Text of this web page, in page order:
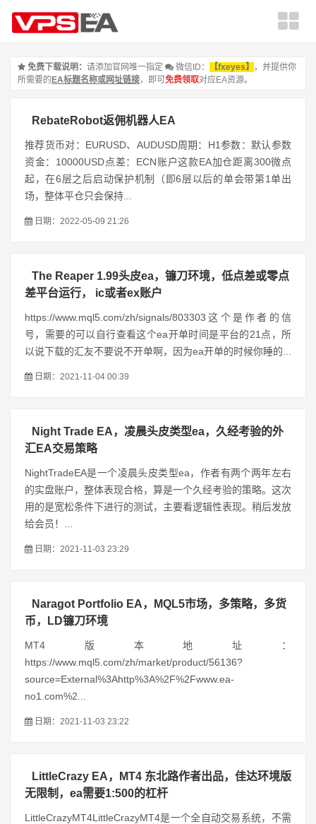
免费下载说明： 请添加官网唯一指定 微信ID： 【fxeyes】
，并提供你
所需要的 EA标题名称或网址链接，即可 免费领取对应EA资源。
RebateRobot返佣机器人EA
推荐货币对：EURUSD、AUDUSD周期：H1参数：默认参数
资金：10000USD点差：ECN账户这款EA加仓距离300微点
起，在6层之后启动保护机制（即6层以后的单会带第1单出
场，整体平仓只会保持...
日期：2022-05-09 21:26
The Reaper 1.99头皮ea，镰刀环境，低点差或零点
差平台运行， ic或者ex账户
https://www.mql5.com/zh/signals/803303这个是作者的信
号，需要的可以自行查看这个ea开单时间是平台的21点，所
以说下载的汇友不要说不开单啊，因为ea开单的时候你睡的...
日期：2021-11-04 00:39
Night Trade EA，凌晨头皮类型ea，久经考验的外
汇EA交易策略
NightTradeEA是一个凌晨头皮类型ea，作者有两个两年左右
的实盘账户，整体表现合格，算是一个久经考验的策略。这次
用的是宽松条件下进行的测试，主要看逻辑性表现。稍后发放
给会员！...
日期：2021-11-03 23:29
Naragot Portfolio EA，MQL5市场，多策略，多货
币，LD镰刀环境
MT4版本地址：
https://www.mql5.com/zh/market/product/56136?
source=External%3Ahttp%3A%2F%2Fwww.ea-
no1.com%2...
日期：2021-11-03 23:22
LittleCrazy EA，MT4 东北路作者出品，佳达环境版
无限制，ea需要1:500的杠杆
LittleCrazyMT4LittleCrazyMT4是一个全自动交易系统，不需